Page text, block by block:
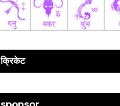
क्रिकेट